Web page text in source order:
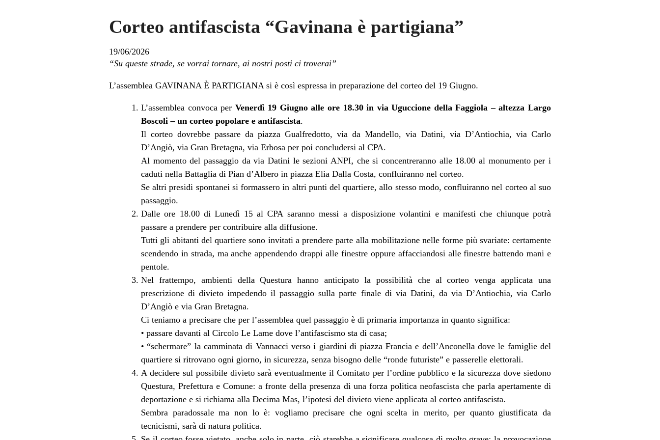
Corteo antifascista “Gavinana è partigiana”
19/06/2026
“Su queste strade, se vorrai tornare, ai nostri posti ci troverai”
L’assemblea GAVINANA È PARTIGIANA si è così espressa in preparazione del corteo del 19 Giugno.
L’assemblea convoca per Venerdì 19 Giugno alle ore 18.30 in via Uguccione della Faggiola – altezza Largo
Boscoli – un corteo popolare e antifascista.
Il corteo dovrebbe passare da piazza Gualfredotto, via da Mandello, via Datini, via D’Antiochia, via Carlo
D’Angiò, via Gran Bretagna, via Erbosa per poi concludersi al CPA.
Al momento del passaggio da via Datini le sezioni ANPI, che si concentreranno alle 18.00 al monumento per i
caduti nella Battaglia di Pian d’Albero in piazza Elia Dalla Costa, confluiranno nel corteo.
Se altri presidi spontanei si formassero in altri punti del quartiere, allo stesso modo, confluiranno nel corteo al suo
passaggio.
Dalle ore 18.00 di Lunedì 15 al CPA saranno messi a disposizione volantini e manifesti che chiunque potrà
passare a prendere per contribuire alla diffusione.
Tutti gli abitanti del quartiere sono invitati a prendere parte alla mobilitazione nelle forme più svariate: certamente
scendendo in strada, ma anche appendendo drappi alle finestre oppure affacciandosi alle finestre battendo mani e
pentole.
Nel frattempo, ambienti della Questura hanno anticipato la possibilità che al corteo venga applicata una
prescrizione di divieto impedendo il passaggio sulla parte finale di via Datini, da via D’Antiochia, via Carlo
D’Angiò e via Gran Bretagna.
Ci teniamo a precisare che per l’assemblea quel passaggio è di primaria importanza in quanto significa:
• passare davanti al Circolo Le Lame dove l’antifascismo sta di casa;
• “schermare” la camminata di Vannacci verso i giardini di piazza Francia e dell’Anconella dove le famiglie del
quartiere si ritrovano ogni giorno, in sicurezza, senza bisogno delle “ronde futuriste” e passerelle elettorali.
A decidere sul possibile divieto sarà eventualmente il Comitato per l’ordine pubblico e la sicurezza dove siedono
Questura, Prefettura e Comune: a fronte della presenza di una forza politica neofascista che parla apertamente di
deportazione e si richiama alla Decima Mas, l’ipotesi del divieto viene applicata al corteo antifascista.
Sembra paradossale ma non lo è: vogliamo precisare che ogni scelta in merito, per quanto giustificata da
tecnicismi, sarà di natura politica.